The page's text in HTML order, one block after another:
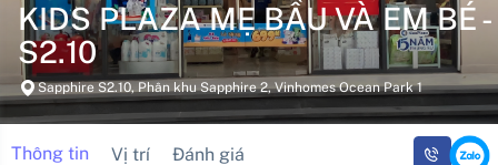
KIDS PLAZA MẸ BẦU VÀ EM BÉ -
S2.10
Sapphire S2.10, Phân khu Sapphire 2, Vinhomes Ocean Park 1
Thông tin Vị trí Đánh giá